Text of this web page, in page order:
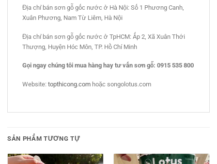
Địa chỉ bán sơn gỗ gốc nước ở Hà Nội: Số 1 Phương Canh,
Xuân Phương, Nam Từ Liêm, Hà Nội
Địa chỉ bán sơn gỗ gốc nước ở TpHCM: Ấp 2, Xã Xuân Thới
Thượng, Huyện Hóc Môn, TP. Hồ Chí Minh
Gọi ngay chúng tôi mua hàng hay tư vấn sơn gỗ: 0915 535 800
Website: topthicong.com hoặc songolotus.com
SẢN PHẨM TƯƠNG TỰ